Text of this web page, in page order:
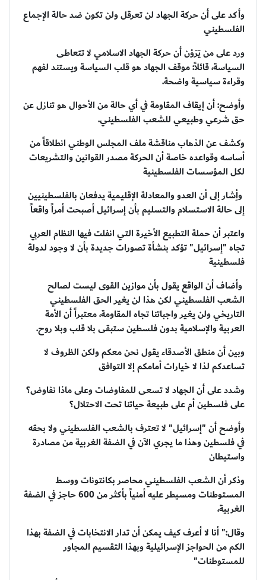
وأكد على أن حركة الجهاد لن تعرقل ولن تكون ضد حالة الإجماع
الفلسطيني
ورد على من يَرَوْن أن حركة الجهاد الاسلامي لا تتعاطى
السياسة، قائلاً: موقف الجهاد هو قلب السياسة ويستند لفهم
وقراءة سياسية واضحة.
وأوضح: أن إيقاف المقاومة في أي حالة من الأحوال هو تنازل عن
حق شرعي وطبيعي للشعب الفلسطيني.
وكشف عن الذهاب مناقشة ملف المجلس الوطني انطلاقاً من
أساسه وقواعده خاصة أن الحركة مصدر القوانين والتشريعات
لكل المؤسسات الفلسطينية
وأِشار إلى أن العدو والمعادلة الإقليمية يدفعان بالفلسطينيين
إلى حالة الاستسلام والتسليم بأن إسرائيل أصبحت أمراً واقعاً
واعتبر أن حملة التطبيع الأخيرة التي انفلت فيها النظام العربي
تجاه "إسرائيل" تؤكد بنشأة تصورات جديدة بأن لا وجود لدولة
فلسطينية
وأضاف أن الواقع يقول بأن موازين القوى ليست لصالح
الشعب الفلسطيني لكن هذا لن يغير الحق الفلسطيني
التاريخي ولن يغير واجباتنا تجاه المقاومة، معتبراً أن الأمة
العربية والإسلامية بدون فلسطين ستبقى بلا قلب وبلا روح.
وبين أن منطق الأصدقاء يقول نحن معكم ولكن الظروف لا
تساعدكم لذا لا خيارات أمامكم إلا التوافق
وشدد على أن الجهاد لا تسعى للمفاوضات وعلى ماذا نفاوض؟
على فلسطين أم على طبيعة حياتنا تحت الاحتلال؟
وأوضح أن "إسرائيل" لا تعترف بالشعب الفلسطيني ولا بحقه
في فلسطين وهذا ما يجري الآن في الضفة الغربية من مصادرة
واستيطان
وذكر أن الشعب الفلسطيني محاصر بكانتونات ووسط
المستوطنات ومسيطر عليه أمنياً بأكثر من 600 حاجز في الضفة
الغربية،
وقال:" أنا لا أعرف كيف يمكن أن تدار الانتخابات في الضفة بهذا
الكم من الحواجز الإسرائيلية وبهذا التقسيم المجاور
للمستوطنات"